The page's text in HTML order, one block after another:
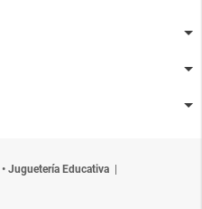
• Juguetería Educativa